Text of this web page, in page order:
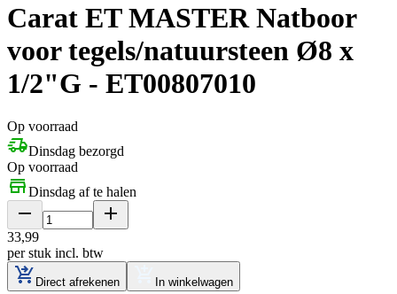
Carat ET MASTER Natboor
voor tegels/natuursteen Ø8 x
1/2"G - ET00807010
Op voorraad
Dinsdag bezorgd
Op voorraad
Dinsdag af te halen
33,99
per stuk incl. btw
Direct afrekenen In winkelwagen